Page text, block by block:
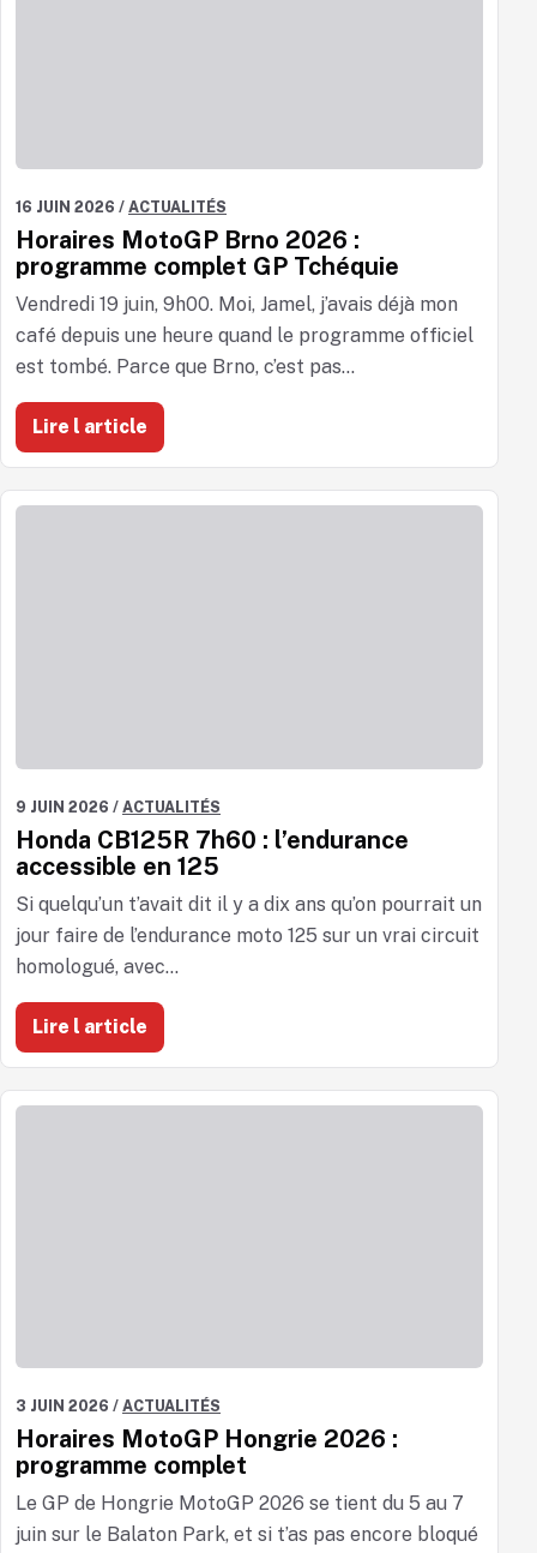
16 JUIN 2026 / ACTUALITÉS
Horaires MotoGP Brno 2026 :
programme complet GP Tchéquie
Vendredi 19 juin, 9h00. Moi, Jamel, j’avais déjà mon
café depuis une heure quand le programme officiel
est tombé. Parce que Brno, c’est pas...
Lire l article
9 JUIN 2026 / ACTUALITÉS
Honda CB125R 7h60 : l’endurance
accessible en 125
Si quelqu’un t’avait dit il y a dix ans qu’on pourrait un
jour faire de l’endurance moto 125 sur un vrai circuit
homologué, avec...
Lire l article
3 JUIN 2026 / ACTUALITÉS
Horaires MotoGP Hongrie 2026 :
programme complet
Le GP de Hongrie MotoGP 2026 se tient du 5 au 7
juin sur le Balaton Park, et si t’as pas encore bloqué